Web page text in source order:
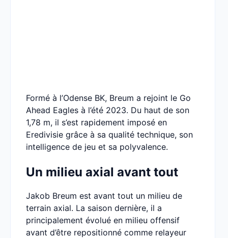
Formé à l’Odense BK, Breum a rejoint le Go
Ahead Eagles à l’été 2023. Du haut de son
1,78 m, il s’est rapidement imposé en
Eredivisie grâce à sa qualité technique, son
intelligence de jeu et sa polyvalence.
Un milieu axial avant tout
Jakob Breum est avant tout un milieu de
terrain axial. La saison dernière, il a
principalement évolué en milieu offensif
avant d’être repositionné comme relayeur